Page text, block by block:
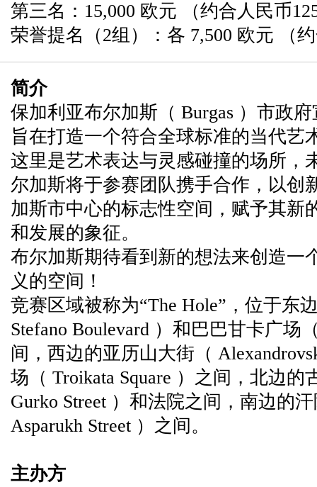
第三名：15,000 欧元 （约合人民币
荣誉提名（2组）：各 7,500 欧元 （
简介
保加利亚布尔加斯（ Burgas ）市政
旨在打造一个符合全球标准的当代艺
这里是艺术表达与灵感碰撞的场所，
尔加斯将于参赛团队携手合作，以创
加斯市中心的标志性空间，赋予其新
和发展的象征。
布尔加斯期待看到新的想法来创造一
义的空间！
竞赛区域被称为“The Hole”，位于东
Stefano Boulevard ）和巴巴甘卡广场
间，西边的亚历山大街（
场（ Troikata Square ）之间，北边的
Gurko Street ）和法院之间，南边的
Asparukh Street ）之间。
主办方